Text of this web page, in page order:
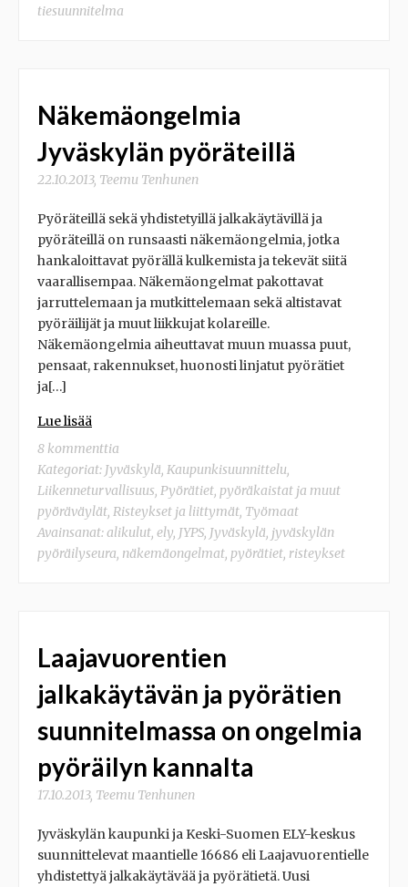
tiesuunnitelma
Näkemäongelmia
Jyväskylän pyöräteillä
22.10.2013, Teemu Tenhunen
Pyöräteillä sekä yhdistetyillä jalkakäytävillä ja
pyöräteillä on runsaasti näkemäongelmia, jotka
hankaloittavat pyörällä kulkemista ja tekevät siitä
vaarallisempaa. Näkemäongelmat pakottavat
jarruttelemaan ja mutkittelemaan sekä altistavat
pyöräilijät ja muut liikkujat kolareille.
Näkemäongelmia aiheuttavat muun muassa puut,
pensaat, rakennukset, huonosti linjatut pyörätiet
ja[…]
Lue lisää
8 kommenttia
Kategoriat: Jyväskylä, Kaupunkisuunnittelu,
Liikenneturvallisuus, Pyörätiet, pyöräkaistat ja muut
pyöräväylät, Risteykset ja liittymät, Työmaat
Avainsanat:alikulut, ely, JYPS, Jyväskylä, jyväskylän
pyöräilyseura, näkemäongelmat, pyörätiet, risteykset
Laajavuorentien
jalkakäytävän ja pyörätien
suunnitelmassa on ongelmia
pyöräilyn kannalta
17.10.2013, Teemu Tenhunen
Jyväskylän kaupunki ja Keski-Suomen ELY-keskus
suunnittelevat maantielle 16686 eli Laajavuorentielle
yhdistettyä jalkakäytävää ja pyörätietä. Uusi